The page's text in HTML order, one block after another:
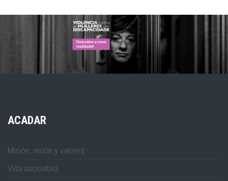
ACADAR
Misión, visión y valores
Vida asociativa